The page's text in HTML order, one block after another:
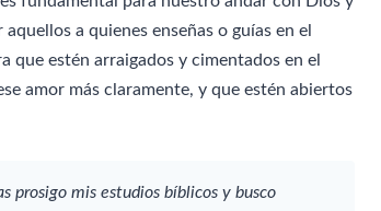
a quienes enseñas o guías en el
que estén arraigados y cimentados en el
amor más claramente, y que estén abiertos
prosigo mis estudios bíblicos y busco